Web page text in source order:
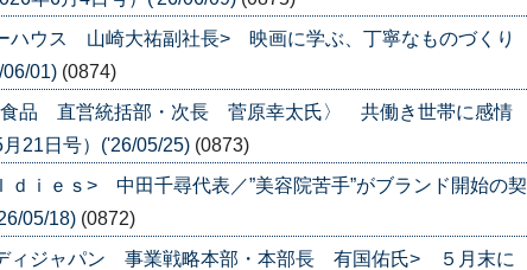
ハウス 山崎大祐副社長> 映画に学ぶ、丁寧なものづくり
06/01) (0874)
食品 直営統括部・次長 菅原幸太氏〉 共働き世帯に感情
21日号）('26/05/25) (0873)
ｄｉｅｓ> 中田千尋代表／”美容院苦手”がブランド開始の契
05/18) (0872)
ィジャパン 事業戦略本部・本部長 有国佑氏> ５月末に